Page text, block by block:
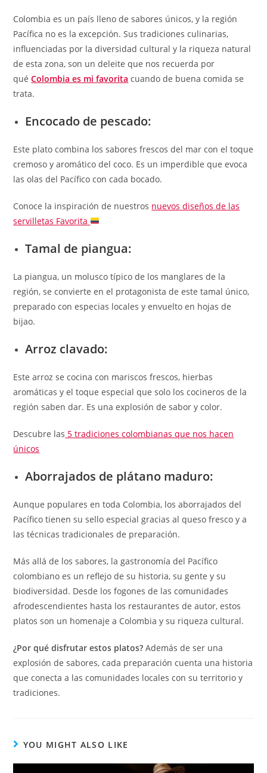
Colombia es un país lleno de sabores únicos, y la región
Pacífica no es la excepción. Sus tradiciones culinarias,
influenciadas por la diversidad cultural y la riqueza natural
de esta zona, son un deleite que nos recuerda por
quéColombia es mi favorita cuando de buena comida se
trata.
Encocado de pescado:
Este plato combina los sabores frescos del mar con el toque
cremoso y aromático del coco. Es un imperdible que evoca
las olas del Pacífico con cada bocado.
Conoce la inspiración de nuestros nuevos diseños de las
servilletas Favorita
Tamal de piangua:
La piangua, un molusco típico de los manglares de la
región, se convierte en el protagonista de este tamal único,
preparado con especias locales y envuelto en hojas de
bijao.
Arroz clavado:
Este arroz se cocina con mariscos frescos, hierbas
aromáticas y el toque especial que solo los cocineros de la
región saben dar. Es una explosión de sabor y color.
Descubre las 5 tradiciones colombianas que nos hacen
únicos
Aborrajados de plátano maduro:
Aunque populares en toda Colombia, los aborrajados del
Pacífico tienen su sello especial gracias al queso fresco y a
las técnicas tradicionales de preparación.
Más allá de los sabores, la gastronomía del Pacífico
colombiano es un reflejo de su historia, su gente y su
biodiversidad. Desde los fogones de las comunidades
afrodescendientes hasta los restaurantes de autor, estos
platos son un homenaje a Colombia y su riqueza cultural.
¿Por qué disfrutar estos platos? Además de ser una
explosión de sabores, cada preparación cuenta una historia
que conecta a las comunidades locales con su territorio y
tradiciones.
YOU MIGHT ALSO LIKE